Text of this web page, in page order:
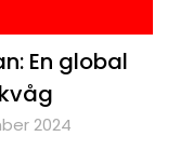
En global
2024